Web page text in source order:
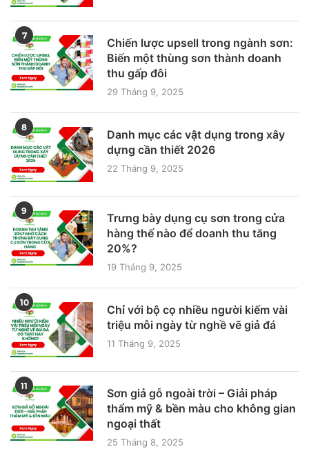
7
Chiến lược upsell trong ngành sơn:
Biến một thùng sơn thành doanh
thu gấp đôi
29 Tháng 9, 2025
8
Danh mục các vật dụng trong xây
dựng cần thiết 2026
22 Tháng 9, 2025
9
Trưng bày dụng cụ sơn trong cửa
hàng thế nào để doanh thu tăng
20%?
19 Tháng 9, 2025
10
Chỉ với bộ cọ nhiều người kiếm vài
triệu mỗi ngày từ nghề vẽ giả đá
11 Tháng 9, 2025
11
Sơn giả gỗ ngoài trời – Giải pháp
thẩm mỹ & bền màu cho không gian
ngoại thất
25 Tháng 8, 2025